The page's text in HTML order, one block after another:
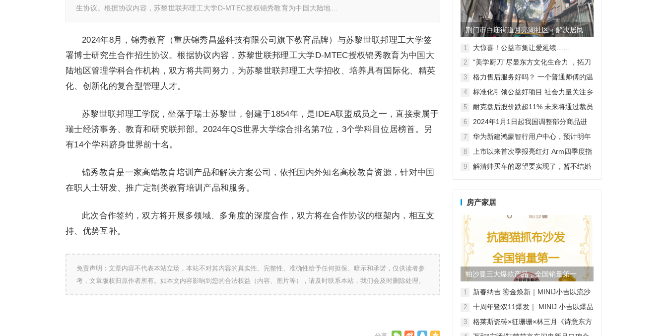
生协议。根据协议内容，苏黎世联邦理工大学D-MTEC授权锦秀教育为中国大陆地…
2024年8月，锦秀教育（重庆锦秀昌盛科技有限公司旗下教育品牌）与苏黎世联邦理工大学签
署博士研究生合作招生协议。根据协议内容，苏黎世联邦理工大学D-MTEC授权锦秀教育为中国大
陆地区管理学科合作机构，双方将共同努力，为苏黎世联邦理工大学招收、培养具有国际化、精英
化、创新化的复合型管理人才。
苏黎世联邦理工学院，坐落于瑞士苏黎世，创建于1854年，是IDEA联盟成员之一，直接隶属于
瑞士经济事务、教育和研究联邦部。2024年QS世界大学综合排名第7位，3个学科目位居榜首。另
有14个学科跻身世界前十名。
锦秀教育是一家高端教育培训产品和解决方案公司，依托国内外知名高校教育资源，针对中国
在职人士研发、推广定制类教育培训产品和服务。
此次合作签约，双方将开展多领域、多角度的深度合作，双方将在合作协议的框架内，相互支
持、优势互补。
免责声明：文章内容不代表本站立场，本站不对其内容的真实性、完整性、准确性给予任何担保、暗示和承诺，仅供读者参
考，文章版权归原作者所有。如本文内容影响到您的合法权益（内容、图片等），请及时联系本站，我们会及时删除处理。
荆门市白庙街道月亮湖社区：解决居民
烦心事 提升居民生活环境
1 大惊喜！公益市集让爱延续……
2
“美学厨刀”尽显东方文化生命力 ，拓刀
3
格力售后服务好吗？ 一个普通师傅的温
4
标准化引领公益好项目 社会力量关注乡
5
耐克盘后股价跌超11% 未来将通过裁员
6
2024年1月1日起我国调整部分商品进
7
华为新建鸿蒙智行用户中心，预计明年
8
上市以来首次季报亮红灯 Arm四季度指
9
解清帅买车的愿望要实现了，暂不结婚
房产家居
帕沙曼三大爆款产品，全国销量第一
1
新春纳吉 鎏金焕新｜MINIJ小吉以流沙
2
十周年暨双11爆发｜ MINIJ 小吉以爆品
样
3
格莱斯瓷砖×征珊珊×林三月《诗意东方